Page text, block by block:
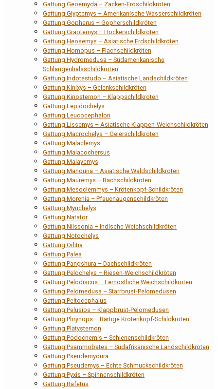
Gattung Geoemyda – Zacken-Erdschildkröten
Gattung Glyptemys – Amerikanische Wasserschildkröten
Gattung Gopherus – Gopherschildkröten
Gattung Graptemys – Höckerschildkröten
Gattung Heosemys – Asiatische Erdschildkröten
Gattung Homopus – Flachschildkröten
Gattung Hydromedusa – Südamerikanische
Schlangenhalsschildkröten
Gattung Indotestudo – Asiatische Landschildkröten
Gattung Kinixys – Gelenkschildkröten
Gattung Kinosternon – Klappschildkröten
Gattung Lepidochelys
Gattung Leucocephalon
Gattung Lissemys – Asiatische Klappen-Weichschildkröten
Gattung Macrochelys – Geierschildkröten
Gattung Malaclemys
Gattung Malacochersus
Gattung Malayemys
Gattung Manouria – Asiatische Waldschildkröten
Gattung Mauremys – Bachschildkröten
Gattung Mesoclemmys – Krötenkopf-Schildkröten
Gattung Morenia – Pfauenaugenschildkröten
Gattung Myuchelys
Gattung Natator
Gattung Nilssonia – Indische Weichschildkröten
Gattung Notochelys
Gattung Orlitia
Gattung Palea
Gattung Pangshura – Dachschildkröten
Gattung Pelochelys – Riesen-Weichschildkröten
Gattung Pelodiscus – Fernöstliche Weichschildkröten
Gattung Pelomedusa – Starrbrust-Pelomedusen
Gattung Peltocephalus
Gattung Pelusios – Klappbrust-Pelomedusen
Gattung Phrynops – Bärtige Krötenkopf-Schildkröten
Gattung Platysternon
Gattung Podocnemis – Schienenschildkröten
Gattung Psammobates – Südafrikanische Landschildkröten
Gattung Pseudemydura
Gattung Pseudemys – Echte Schmuckschildkröten
Gattung Pyxis – Spinnenschildkröten
Gattung Rafetus